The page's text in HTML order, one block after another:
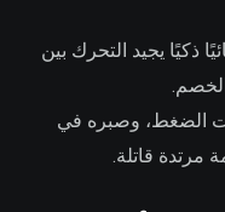
ذكيًا يجيد التحرك بين
الضغط، وصبره في
مرتدة قاتلة.